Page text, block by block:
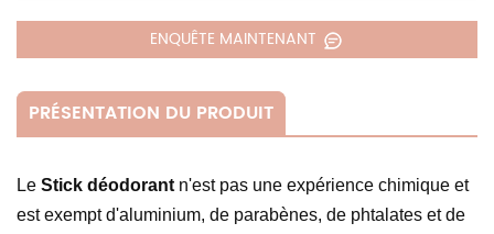
ENQUÊTE MAINTENANT
PRÉSENTATION DU PRODUIT
Le Stick déodorant n'est pas une expérience chimique et
est exempt d'aluminium, de parabènes, de phtalates et de